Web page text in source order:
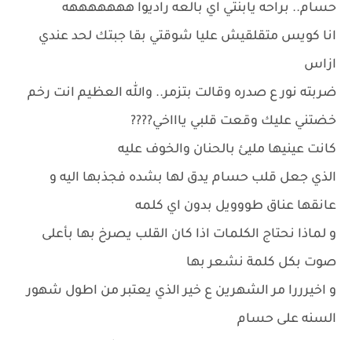
حسام.. براحه يابنتي اي بالعه راديوا هههههههه
انا كويس متقلقيش عليا شوقتي بقا جبتك لحد عندي
ازاس
ضربته نور ع صدره وقالت بتزمر.. والله العظيم انت رخم
خضتني عليك وقعت قلبي ياااخي????
كانت عينيها مليئ بالحنان والخوف عليه
الذي جعل قلب حسام يدق لها بشده فجذبها اليه و
عانقها عناق طووويل بدون اي كلمه
و لماذا نحتاج الكلمات اذا كان القلب يصرخ بها بأعلى
صوت بكل كلمة نشعر بها
و اخيرررا مر الشهرين ع خير الذي يعتبر من اطول شهور
السنه على حسام